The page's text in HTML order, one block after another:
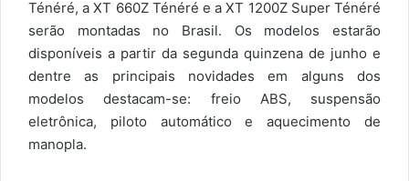
Ténéré, a XT 660Z Ténéré e a XT 1200Z Super Ténéré
serão montadas no Brasil. Os modelos estarão
disponíveis a partir da segunda quinzena de junho e
dentre as principais novidades em alguns dos
modelos destacam-se: freio ABS, suspensão
eletrônica, piloto automático e aquecimento de
manopla.